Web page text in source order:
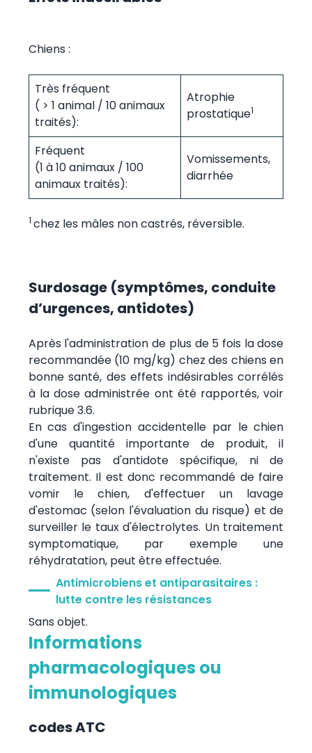
Chiens :
Très fréquent
( > 1 animal / 10 animaux
traités):
Atrophie
prostatique1
Fréquent
(1 à 10 animaux / 100
animaux traités):
Vomissements,
diarrhée
1 chez les mâles non castrés, réversible.
Surdosage (symptômes, conduite
d’urgences, antidotes)
Après l'administration de plus de 5 fois la dose
recommandée (10 mg/kg) chez des chiens en
bonne santé, des effets indésirables corrélés
à la dose administrée ont été rapportés, voir
rubrique 3.6.
En cas d'ingestion accidentelle par le chien
d'une quantité importante de produit, il
n'existe pas d'antidote spécifique, ni de
traitement. Il est donc recommandé de faire
vomir le chien, d'effectuer un lavage
d'estomac (selon l'évaluation du risque) et de
surveiller le taux d'électrolytes. Un traitement
symptomatique, par exemple une
réhydratation, peut être effectuée.
Antimicrobiens et antiparasitaires :
lutte contre les résistances
Sans objet.
Informations
pharmacologiques ou
immunologiques
codes ATC